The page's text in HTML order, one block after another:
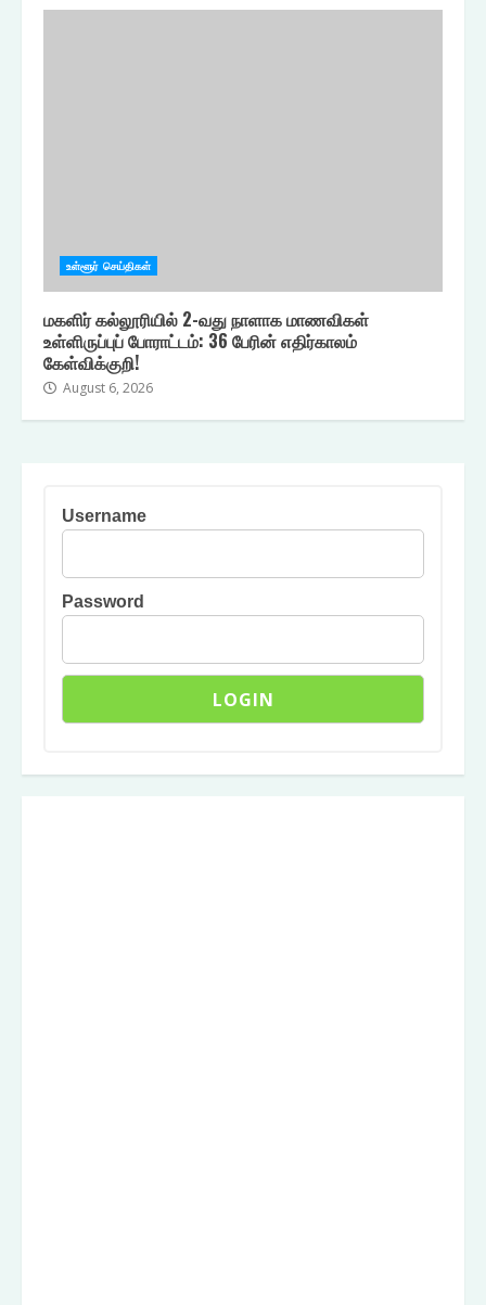
உள்ளூர் செய்திகள்
மகளிர் கல்லூரியில் 2-வது நாளாக மாணவிகள்
உள்ளிருப்புப் போராட்டம்: 36 பேரின் எதிர்காலம்
கேள்விக்குறி!
August 6, 2026
Username
Password